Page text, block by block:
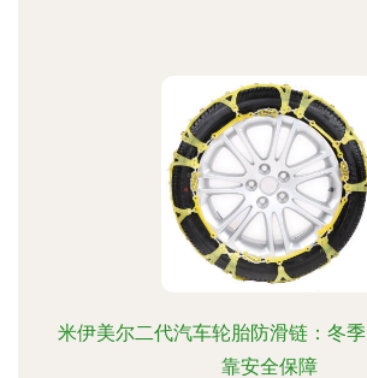
米伊美尔二代汽车轮胎防滑链：冬
靠安全保障